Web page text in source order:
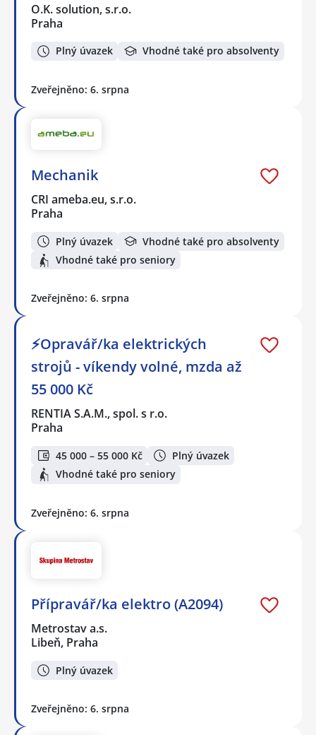
O.K. solution, s.r.o.
Praha
Plný úvazek Vhodné také pro absolventy
Zveřejněno: 6. srpna
Mechanik
CRI ameba.eu, s.r.o.
Praha
Plný úvazek
Vhodné také pro absolventy
Vhodné také pro seniory
Zveřejněno: 6. srpna
⚡Opravář/ka elektrických
strojů - víkendy volné, mzda až
55 000 Kč
RENTIA S.A.M., spol. s r.o.
Praha
45 000 – 55 000 Kč
Plný úvazek
Vhodné také pro seniory
Zveřejněno: 6. srpna
Přípravář/ka elektro (A2094)
Metrostav a.s.
Libeň, Praha
Plný úvazek
Zveřejněno: 6. srpna